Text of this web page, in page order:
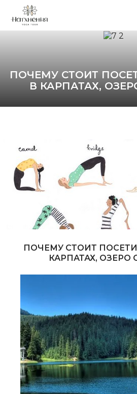
ПОЧЕМУ СТОИТ
В КАРПАТАХ,
ПОЧЕМУ СТОИТ
КАРПАТАХ, ОЗЕРО